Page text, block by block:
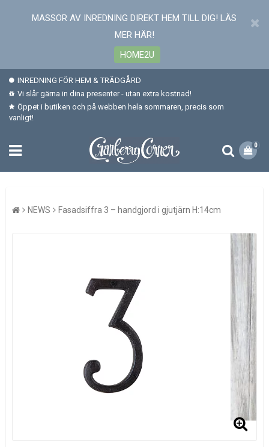
MASSOR AV INREDNING DIREKT HEM TILL DIG! LÄS
MER HÄR!
HOME2U
INREDNING FÖR HEM & TRÄDGÅRD
Vi slår gärna in dina presenter - utan extra kostnad!
Öppet i butiken och på webben hela sommaren, precis som
vanligt!
0
NEWS Fasadsiffra 3 – handgjord i gjutjärn H:14cm